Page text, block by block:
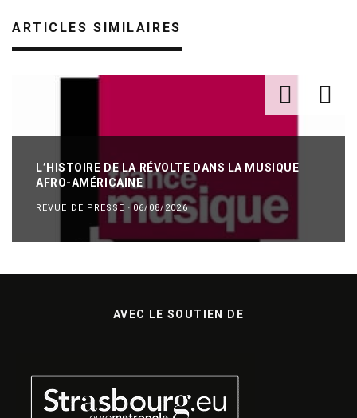
ARTICLES SIMILAIRES
L’HISTOIRE DE LA RÉVOLTE DANS LA MUSIQUE
AFRO-AMÉRICAINE
REVUE DE PRESSE · 06/08/2026
AVEC LE SOUTIEN DE